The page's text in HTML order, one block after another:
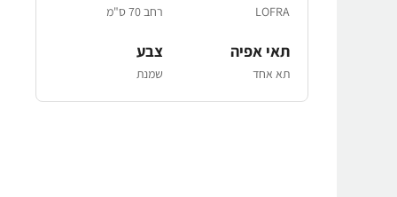
LOFRA רחב 70 ס"מ
תאי אפיה
תא אחד
צבע
שמנת